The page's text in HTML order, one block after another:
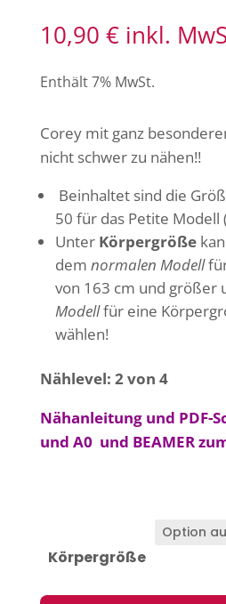
10,90 € inkl.
Enthält 7% MwSt.
Corey mit ganz
nicht schwer zu nähen!!
Beinhaltet sind die
50 für das Petite Modell
Unter Körpergröße
dem normalen Modell
von 163 cm und größer
Modellfür eine
wählen!
Nählevel: 2 von 4
Nähanleitung und PDF-
und A0 und BEAMER
Körpergröße